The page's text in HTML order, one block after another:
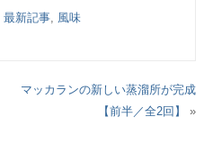
最新記事, 風味
マッカランの新しい蒸溜所が完成
【前半／全2回】
»